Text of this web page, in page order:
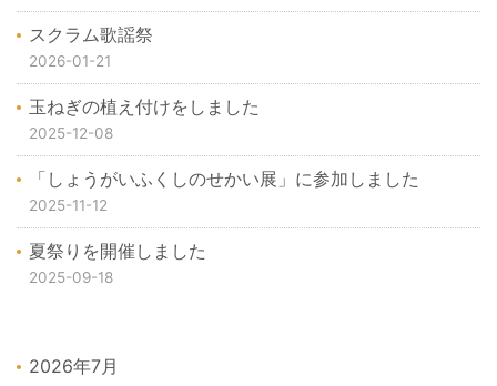
スクラム歌謡祭
2026-01-21
玉ねぎの植え付けをしました
2025-12-08
「しょうがいふくしのせかい展」に参加しました
2025-11-12
夏祭りを開催しました
2025-09-18
2026年7月